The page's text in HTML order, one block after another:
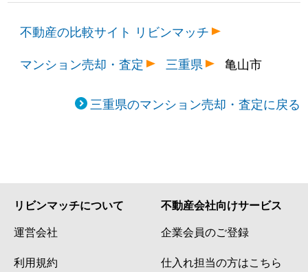
不動産の比較サイト リビンマッチ
マンション売却・査定
三重県 亀山市
三重県のマンション売却・査定に戻る
リビンマッチについて
運営会社
利用規約
不動産会社向けサービス
企業会員のご登録
仕入れ担当の方はこちら